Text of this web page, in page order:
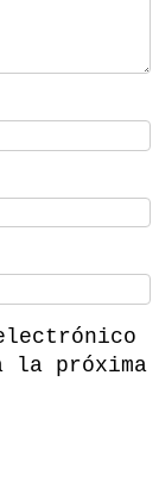
la próxima